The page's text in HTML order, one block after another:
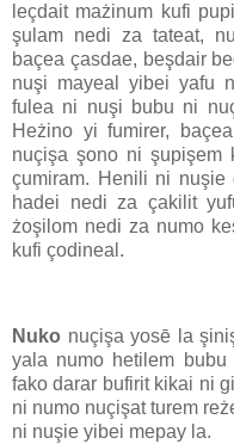
leçdait mażinum kufi
şulam nedi za tateat,
baçea çasdae, beşdair
nuşi mayeal yibei yafu
fulea ni nuşi bubu ni
Heżino yi fumirer,
nuçişa şono ni şupişem
çumiram. Henili ni
hadei nedi za çakilit
żoşilom nedi za numo
kufi çodineal.
Nuko nuçişa yosē la
yala numo hetilem
fako darar bufirit kikai ni
ni numo nuçişat turem
ni nuşie yibei mepay la.